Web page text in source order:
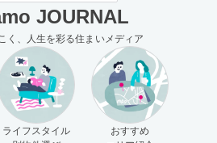
JOURNAL
く、人生を彩る住まいメディア
ライフスタイル
おすすめ